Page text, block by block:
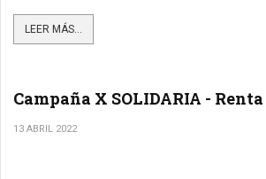
LEER MÁS...
Campaña X SOLIDARIA - Renta
13 ABRIL 2022